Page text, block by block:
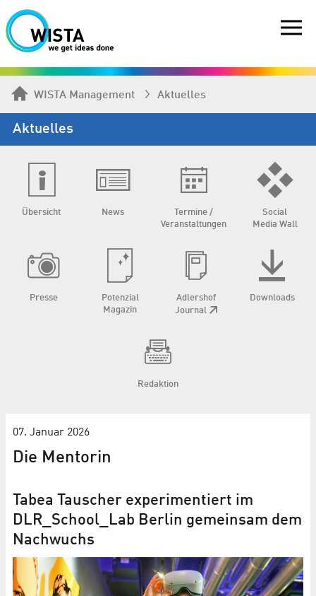
WISTA Management Aktuelles
Aktuelles
Übersicht News
Termine /
Veranstaltungen
Social
Media Wall
Presse
Potenzial
Magazin
Adlershof
Journal
Downloads
Redaktion
07. Januar 2026
Die Mentorin
Tabea Tauscher experimentiert im
DLR_School_Lab Berlin gemeinsam dem
Nachwuchs